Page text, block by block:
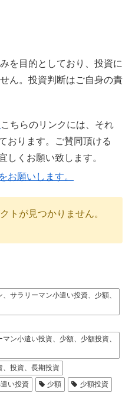
を目的としており、投資に
ん。投資判断はご自身の責
こちらのリンクには、それ
おります。ご賛同頂ける
しくお願い致します。
お願いします。
トが見つかりません。
サラリーマン小遣い投資、少額、
ン小遣い投資、少額、少額投資、
、投資、長期投資
い投資 少額
少額投資